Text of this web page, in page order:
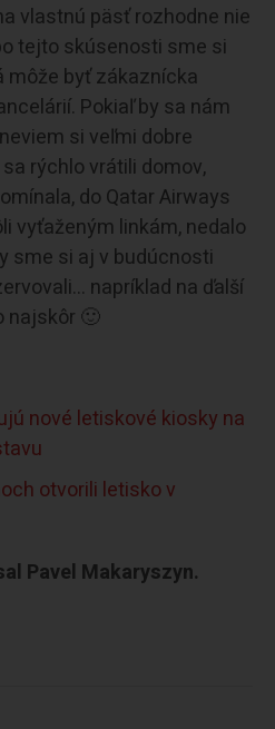
vlastnú päsť rozhodne nie
tejto skúsenosti sme si
môže byť zákaznícka
Pokiaľ by sa nám
si veľmi dobre
rýchlo vrátili domov,
do Qatar Airways
vyťaženým linkám, nedalo
sme si aj v budúcnosti
napríklad na ďalší
najskôr 🙂
nové letiskové kiosky na
otvorili letisko v
Pavel Makaryszyn.